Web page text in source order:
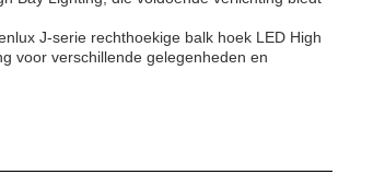
J-serie rechthoekige balk hoek LED High
voor verschillende gelegenheden en